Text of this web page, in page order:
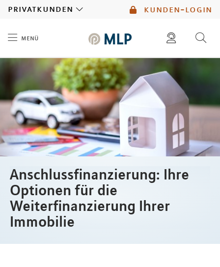
kunden-login
privatkunden
menü
diese website durchsuchen
mlp berater finden
Inhalt
Anschlussfinanzierung: Ihre
Optionen für die
Weiterfinanzierung Ihrer
Immobilie